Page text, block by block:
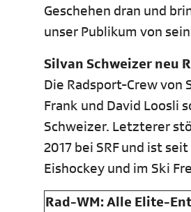
Geschehen dran und
unser Publikum von
Silvan Schweizer neu
Die Radsport-Crew von
Frank und David Loosli
Schweizer. Letzterer
2017 bei SRF und ist
Eishockey und im Ski
Rad-WM: Alle Elite-